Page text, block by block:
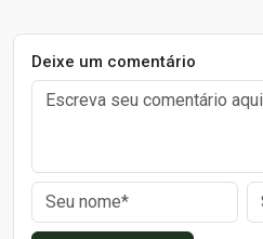
Deixe um comentário